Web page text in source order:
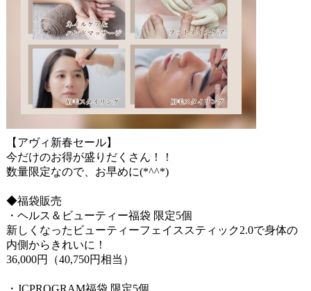
【アヴィ新春セール】
今だけのお得が盛りだくさん！！
数量限定なので、お早めに(*^^*)
◆福袋販売
・ヘルス＆ビューティー福袋 限定5個
新しくなったビューティーフェイススティック2.0で身体の
内側からきれいに！
36,000円（40,750円相当）
・JCPROGRAM福袋 限定5個